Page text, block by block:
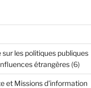
les politiques publiques
étrangères(6)
et Missions d'information